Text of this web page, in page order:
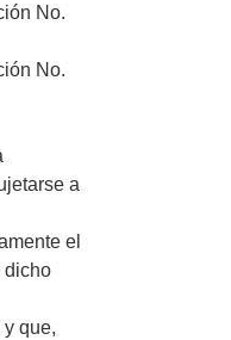
No.
No.
a
el
dicho
que,